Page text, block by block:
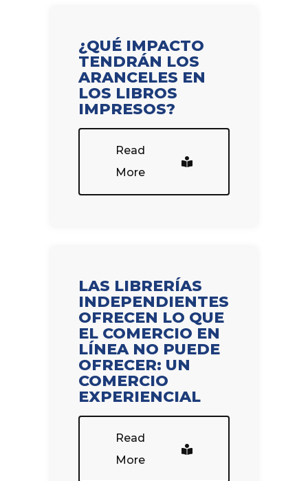
¿QUÉ IMPACTO
TENDRÁN LOS
ARANCELES EN
LOS LIBROS
IMPRESOS?
Read
More
LAS LIBRERÍAS
INDEPENDIENTES
OFRECEN LO QUE
EL COMERCIO EN
LÍNEA NO PUEDE
OFRECER: UN
COMERCIO
EXPERIENCIAL
Read
More